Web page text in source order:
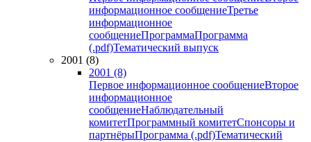
информационное сообщениеТретье
информационное
сообщениеПрограммаПрограмма
(.pdf)Тематический выпуск
2001 (8)
2001 (8)
Первое информационное сообщениеВторое
информационное
сообщениеНаблюдательный
комитетПрограммный комитетСпонсоры и
партнёрыПрограмма (.pdf)Тематический